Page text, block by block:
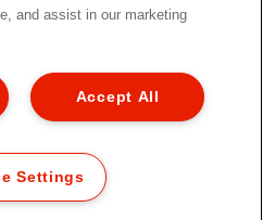
ANZEIGEN
and assist in our marketing
Accept All
Settings